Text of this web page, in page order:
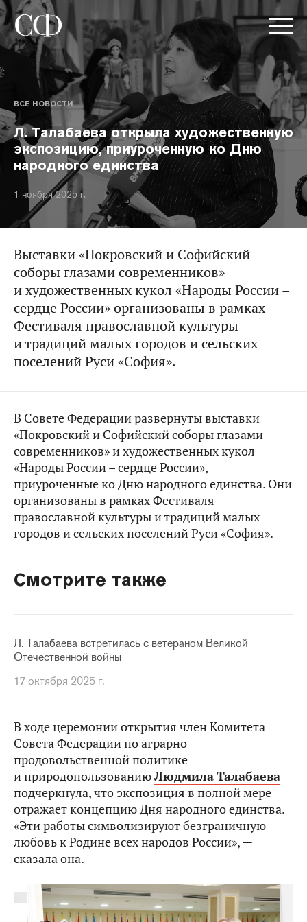
ВСЕ НОВОСТИ
Л. Талабаева открыла художественную
экспозицию, приуроченную ко Дню
народного единства
1 ноября 2025 г.
Выставки «Покровский и Софийский
соборы глазами современников»
и художественных кукол «Народы России –
сердце России» организованы в рамках
Фестиваля православной культуры
и традиций малых городов и сельских
поселений Руси «София».
В Совете Федерации развернуты выставки
«Покровский и Софийский соборы глазами
современников» и художественных кукол
«Народы России – сердце России»,
приуроченные ко Дню народного единства. Они
организованы в рамках Фестиваля
православной культуры и традиций малых
городов и сельских поселений Руси «София».
Смотрите также
Л. Талабаева встретилась с ветераном Великой
Отечественной войны
17 октября 2025 г.
В ходе церемонии открытия член Комитета
Совета Федерации по аграрно-
продовольственной политике
и природопользованиюЛюдмилаТалабаева
подчеркнула, что экспозиция в полной мере
отражает концепцию Дня народного единства.
«Эти работы символизируют безграничную
любовь к Родине всех народов России», —
сказала она.